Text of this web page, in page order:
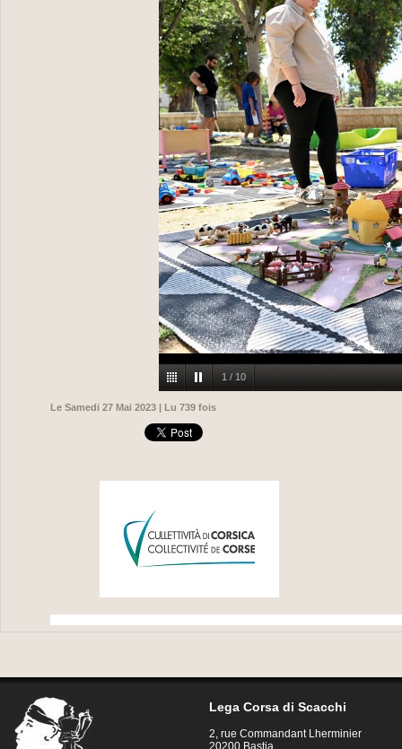
1 / 10
Le Samedi 27 Mai 2023 | Lu 739 fois
Lega Corsa di Scacchi
2, rue Commandant Lherminier